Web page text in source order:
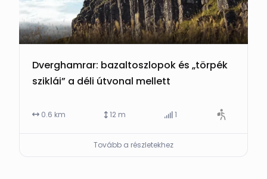
Dverghamrar: bazaltoszlopok és „törpék
sziklái” a déli útvonal mellett
0.6 km 12 m 1
Tovább a részletekhez